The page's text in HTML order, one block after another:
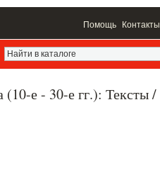
Помощь Контакты
е - 30-е гг.): Тексты /